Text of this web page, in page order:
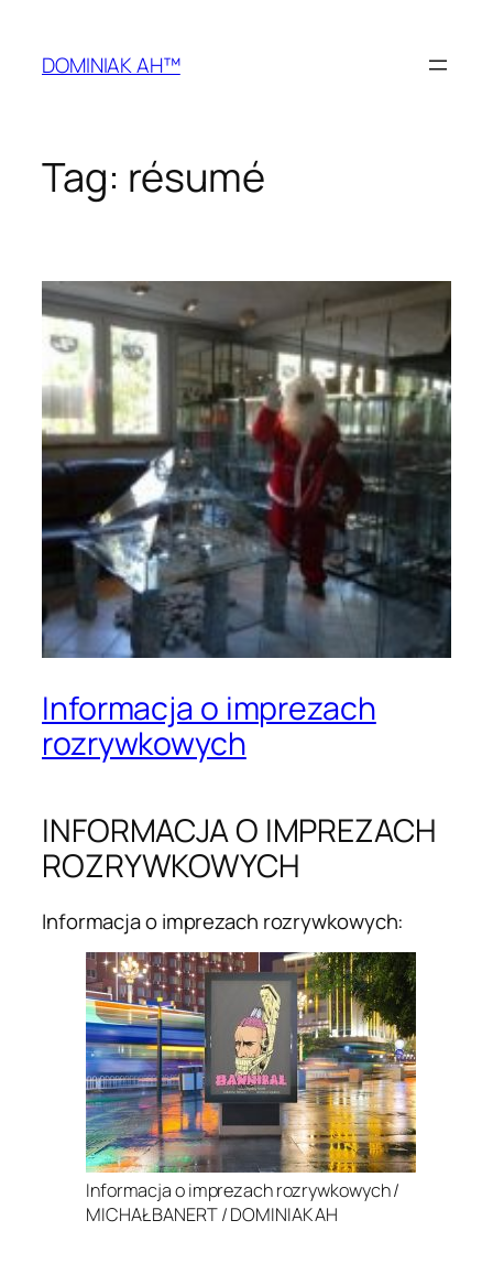
treściDOMINIAK AH™
Tag: résumé
Informacja o imprezach
rozrywkowych
INFORMACJA O IMPREZACH
ROZRYWKOWYCH
Informacja o imprezach rozrywkowych:
Informacja o imprezach rozrywkowych /
MICHAŁ BANERT / DOMINIAK AH